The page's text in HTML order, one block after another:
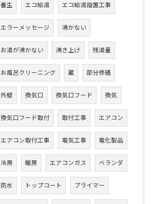
養生 エコ給湯 エコ給湯設置工事
エラーメッセージ 沸かない
お湯が沸かない 沸き上げ 残湯量
お風呂クリーニング 蔵 部分修繕
外壁 換気口 換気口フード 換気
換気口フード取付 取付工事 エアコン
エアコン取付工事 電気工事 電化製品
冷房 暖房 エアコンガス ベランダ
防水 トップコート プライマー